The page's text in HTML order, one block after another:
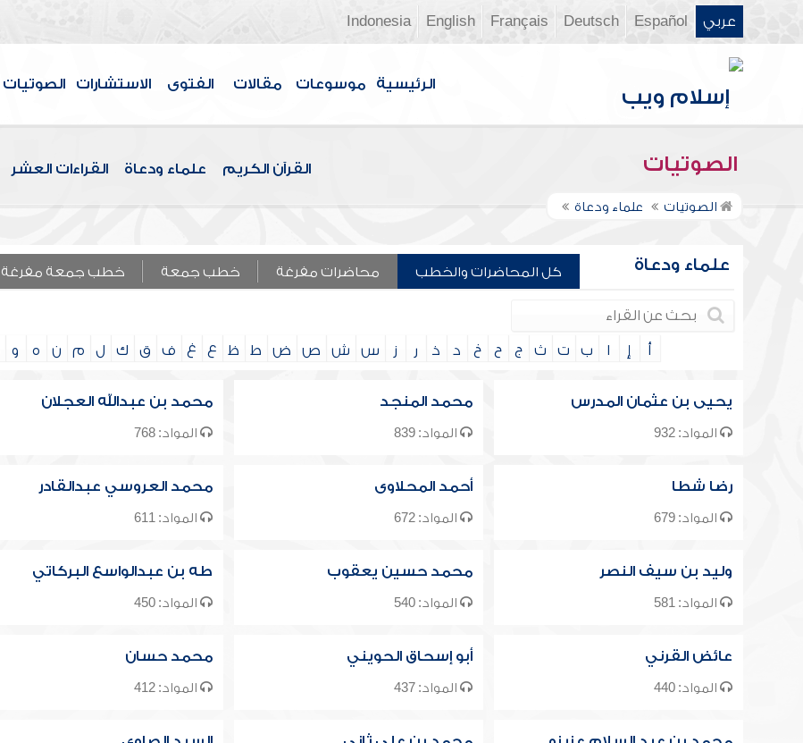
عربي Español
Deutsch
Français
English
Indonesia
الرئيسية موسوعات مقالات الفتوى الاستشارات الصوتيات
الصوتيات القرآن الكريم علماء ودعاة القراءات العشر
الصوتيات علماء ودعاة
علماء ودعاة كل المحاضرات والخطب محاضرات مفرغة خطب جمعة خطب جمعة مفرغة
أ إ ا ب ت ث ج ح خ د ذ ر ز س ش ص ض ط ظ ع غ ف ق ك ل م ن ه و
يحيى بن عثمان المدرس
المواد: 932
محمد المنجد
المواد: 839
محمد بن عبدالله العجلان
المواد: 768
رضا شطا
المواد: 679
أحمد المحلاوى
المواد: 672
محمد العروسي عبدالقادر
المواد: 611
وليد بن سيف النصر
المواد: 581
محمد حسين يعقوب
المواد: 540
طه بن عبدالواسع البركاتي
المواد: 450
عائض القرني
المواد: 440
أبو إسحاق الحويني
المواد: 437
محمد حسان
المواد: 412